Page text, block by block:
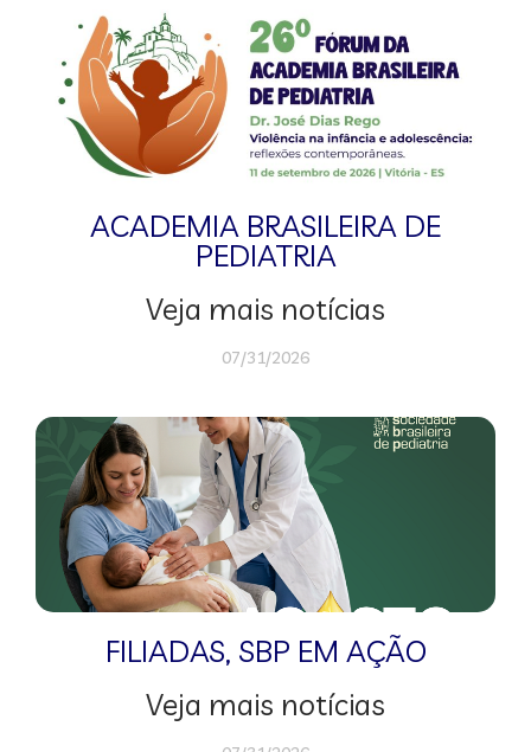
ACADEMIA BRASILEIRA DE
PEDIATRIA
Veja mais notícias
07/31/2026
FILIADAS, SBP EM AÇÃO
Veja mais notícias